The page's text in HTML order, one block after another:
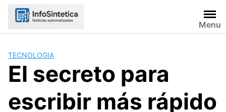
Skip
Menu
TECNOLOGIA
El secreto para
escribir más rápido